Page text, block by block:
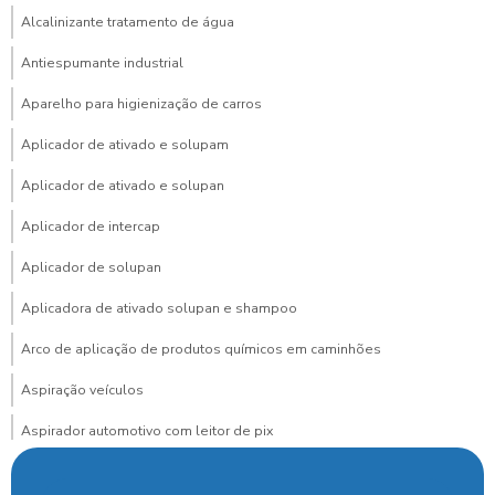
Alcalinizante tratamento de água
Antiespumante industrial
Aparelho para higienização de carros
Aplicador de ativado e solupam
Aplicador de ativado e solupan
Aplicador de intercap
Aplicador de solupan
Aplicadora de ativado solupan e shampoo
Arco de aplicação de produtos químicos em caminhões
Aspiração veículos
Aspirador automotivo com leitor de pix